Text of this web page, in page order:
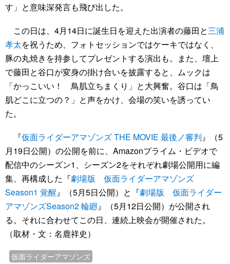
す」と意味深発言も飛び出した。
この日は、4月14日に誕生日を迎えた出演者の藤田と三浦
孝太を祝うため、フォトセッションではケーキではなく、
豚の丸焼きを持参してプレゼントする演出も。また、壇上
で藤田と谷口が変身の掛け合いを披露すると、ムックは
「かっこいい！ 鳥肌立ちまくり」と大興奮。谷口は「鳥
肌どこに立つの？」と声をかけ、会場の笑いを誘ってい
た。
『仮面ライダーアマゾンズ THE MOVIE 最後ノ審判』（5
月19日公開）の公開を前に、Amazonプライム・ビデオで
配信中のシーズン1、シーズン2をそれぞれ劇場公開用に編
集、再構成した『劇場版 仮面ライダーアマゾンズ
Season1 覚醒』（5月5日公開）と『劇場版 仮面ライダー
アマゾンズSeason2 輪廻』（5月12日公開）が公開され
る。それに合わせてこの日、連続上映会が開催された。
（取材・文：名鹿祥史）
仮面ライダーアマゾンズ